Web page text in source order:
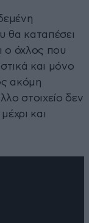
θα καταπέσει
ο όχλος που
και μόνο
ακόμη
στοιχείο δεν
και